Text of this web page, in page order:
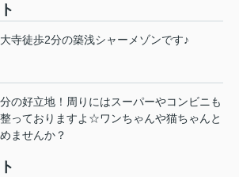
寺徒歩2分の築浅シャーメゾンです♪
の好立地！周りにはスーパーやコンビニも
っておりますよ☆ワンちゃんや猫ちゃんと
ませんか？